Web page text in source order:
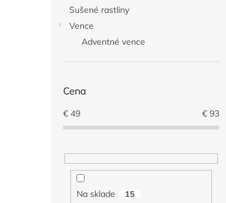
Sušené rastliny
Vence
Adventné vence
Cena
€ 49 € 93
Na sklade 15